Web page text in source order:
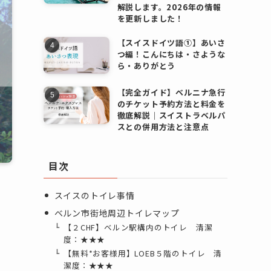
解説します。2026年の情報
を更新しました！
【スイスドイツ語①】あいさ
つ編！こんにちは・さような
ら・ありがとう
【完全ガイド】ベルニナ急行
のチケット予約方法と料金を
徹底解説｜スイストラベルパ
スとの併用方法と注意点
目次
スイスのトイレ事情
ベルン市街地周辺トイレマップ
【２CHF】ベルン駅構内のトイレ 清潔
度：★★★
【無料*お客様用】LOEB５階のトイレ 清
潔度：★★★